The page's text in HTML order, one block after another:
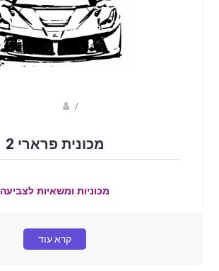
/
מכונית פרארי 2
מכוניות ומשאיות לצביעה
קרא עוד